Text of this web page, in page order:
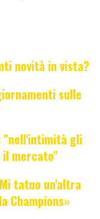
novità in vista?
sulle
"nell'intimità gli
il mercato"
tatuo un'altra
Champions»